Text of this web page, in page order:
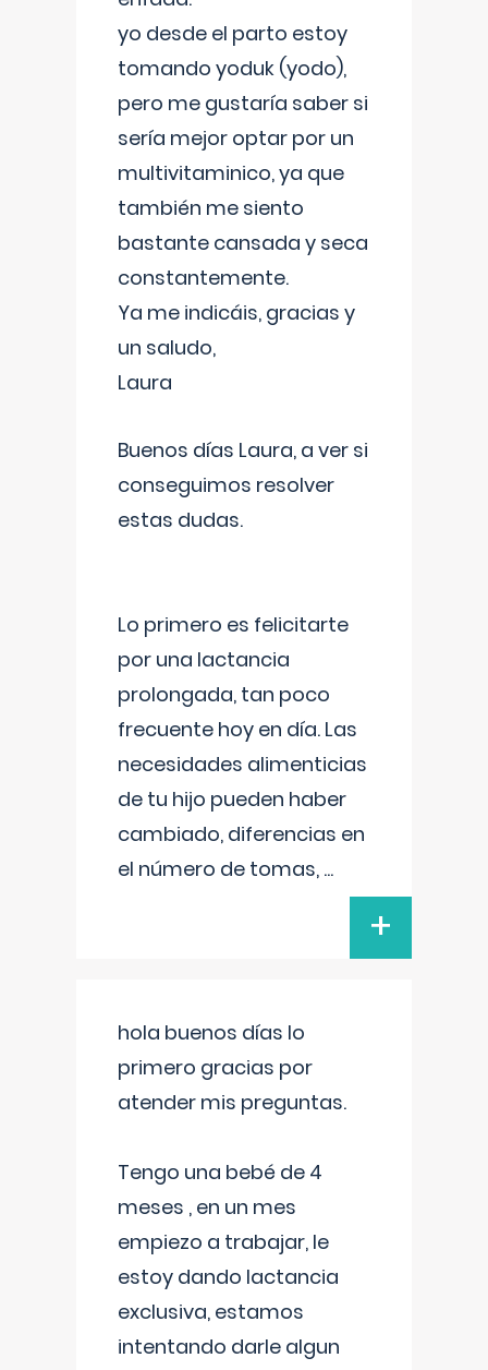
yo desde el parto estoy
tomando yoduk (yodo),
pero me gustaría saber si
sería mejor optar por un
multivitaminico, ya que
también me siento
bastante cansada y seca
constantemente.
Ya me indicáis, gracias y
un saludo,
Laura
Buenos días Laura, a ver si
conseguimos resolver
estas dudas.
Lo primero es felicitarte
por una lactancia
prolongada, tan poco
frecuente hoy en día. Las
necesidades alimenticias
de tu hijo pueden haber
cambiado, diferencias en
el número de tomas, ...
+
hola buenos días lo
primero gracias por
atender mis preguntas.
Tengo una bebé de 4
meses , en un mes
empiezo a trabajar, le
estoy dando lactancia
exclusiva, estamos
intentando darle algun